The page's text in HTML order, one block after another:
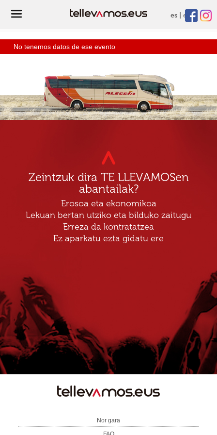
es eu
No tenemos datos de ese evento
Zeintzuk dira TE LLEVAMOSen
abantailak?
Erosoa eta ekonomikoa
Lekuan bertan utziko eta bilduko zaitugu
Erreza da kontratatzea
Ez aparkatu ezta gidatu ere
Nor gara